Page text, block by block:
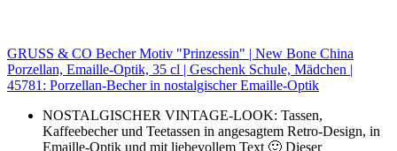
GRUSS & CO Becher Motiv "Prinzessin" | New Bone China
Porzellan, Emaille-Optik, 35 cl | Geschenk Schule, Mädchen |
45781: Porzellan-Becher in nostalgischer Emaille-Optik
NOSTALGISCHER VINTAGE-LOOK: Tassen,
Kaffeebecher und Teetassen in angesagtem Retro-Design, in
Emaille-Optik und mit liebevollem Text 🙂 Dieser